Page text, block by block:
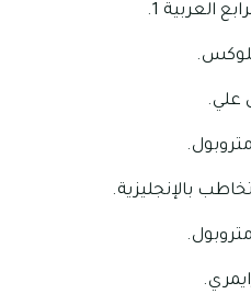
العربية 1.
علي.
بالإنجليزية.